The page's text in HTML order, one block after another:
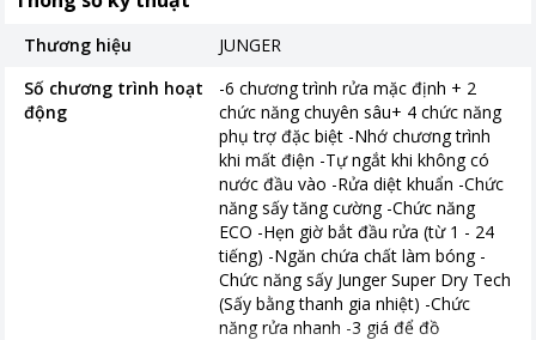
Thương hiệu
JUNGER
Số chương trình hoạt
động
-6 chương trình rửa mặc định + 2
chức năng chuyên sâu+ 4 chức năng
phụ trợ đặc biệt -Nhớ chương trình
khi mất điện -Tự ngắt khi không có
nước đầu vào -Rửa diệt khuẩn -Chức
năng sấy tăng cường -Chức năng
ECO -Hẹn giờ bắt đầu rửa (từ 1 - 24
tiếng) -Ngăn chứa chất làm bóng -
Chức năng sấy Junger Super Dry Tech
(Sấy bằng thanh gia nhiệt) -Chức
năng rửa nhanh -3 giá để đồ